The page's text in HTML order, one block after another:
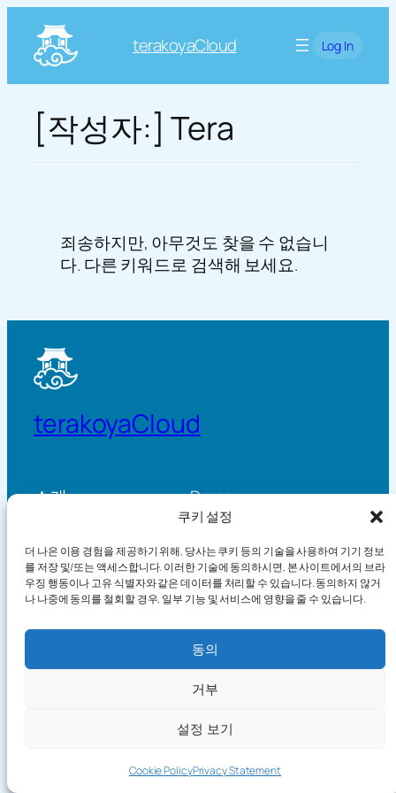
쿠키 설정
더 나은 이용 경험을 제공하기 위해, 당사는 쿠키 등의 기술을 사용하여 기기 정보
를 저장 및/또는 액세스합니다. 이러한 기술에 동의하시면, 본 사이트에서의 브라
우징 행동이나 고유 식별자와 같은 데이터를 처리할 수 있습니다. 동의하지 않거
나 나중에 동의를 철회할 경우, 일부 기능 및 서비스에 영향을 줄 수 있습니다.
동의
거부
설정 보기
Cookie PolicyPrivacy Statement
로
terakoyaCloud Log In
[작성자:]Tera
죄송하지만, 아무것도 찾을 수 없습니
다. 다른 키워드로 검색해 보세요.
terakoyaCloud
소개
Practice Log Timeline
Blog
Games
Demo
How It Works
Terms of Service
Copyright©2026 terakoyaCloud. All Rights Reserved.